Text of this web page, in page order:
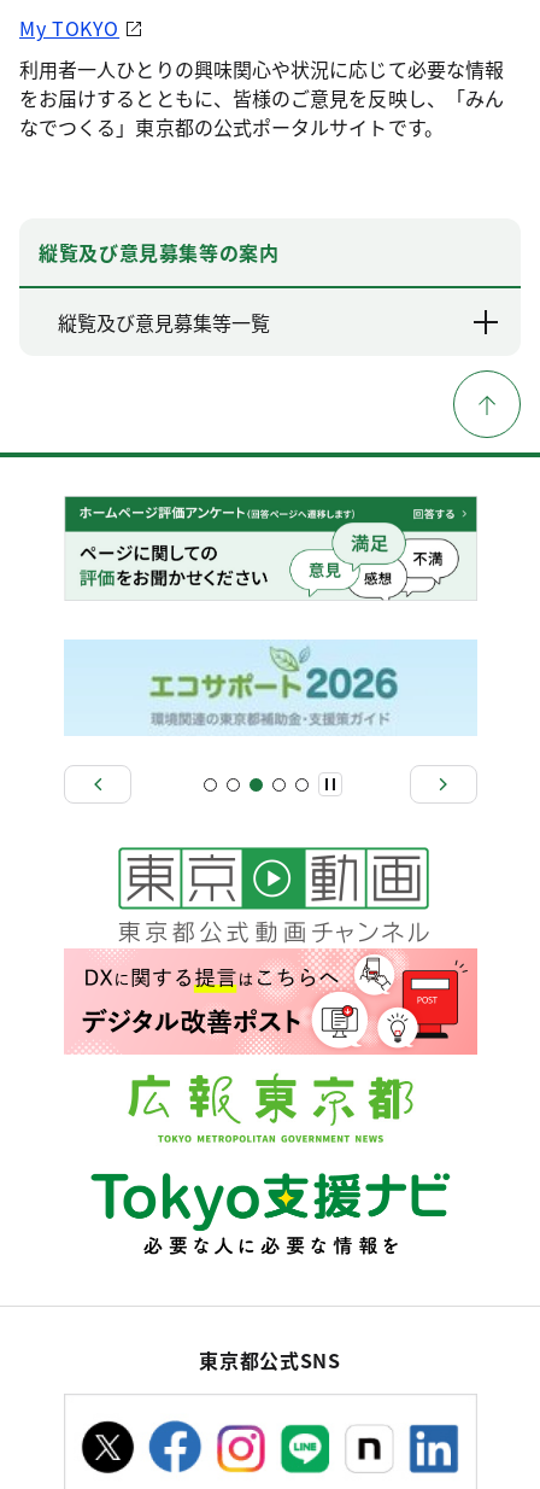
My TOKYO
利用者一人ひとりの興味関心や状況に応じて必要な情報
をお届けするとともに、皆様のご意見を反映し、「みん
なでつくる」東京都の公式ポータルサイトです。
縦覧及び意見募集等の案内
縦覧及び意見募集等一覧
東京都公式SNS